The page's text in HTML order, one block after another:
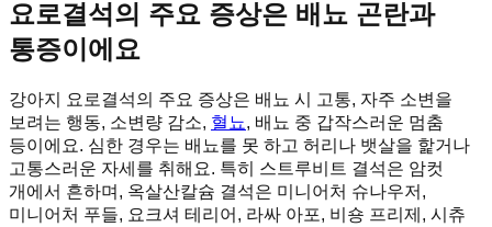
요로결석의 주요 증상은 배뇨 곤란과
통증이에요
강아지 요로결석의 주요 증상은 배뇨 시 고통, 자주 소변을
보려는 행동, 소변량 감소, 혈뇨, 배뇨 중 갑작스러운 멈춤
등이에요. 심한 경우는 배뇨를 못 하고 허리나 뱃살을 핥거나
고통스러운 자세를 취해요. 특히 스트루비트 결석은 암컷
개에서 흔하며, 옥살산칼슘 결석은 미니어처 슈나우저,
미니어처 푸들, 요크셔 테리어, 라싸 아포, 비숑 프리제, 시츄